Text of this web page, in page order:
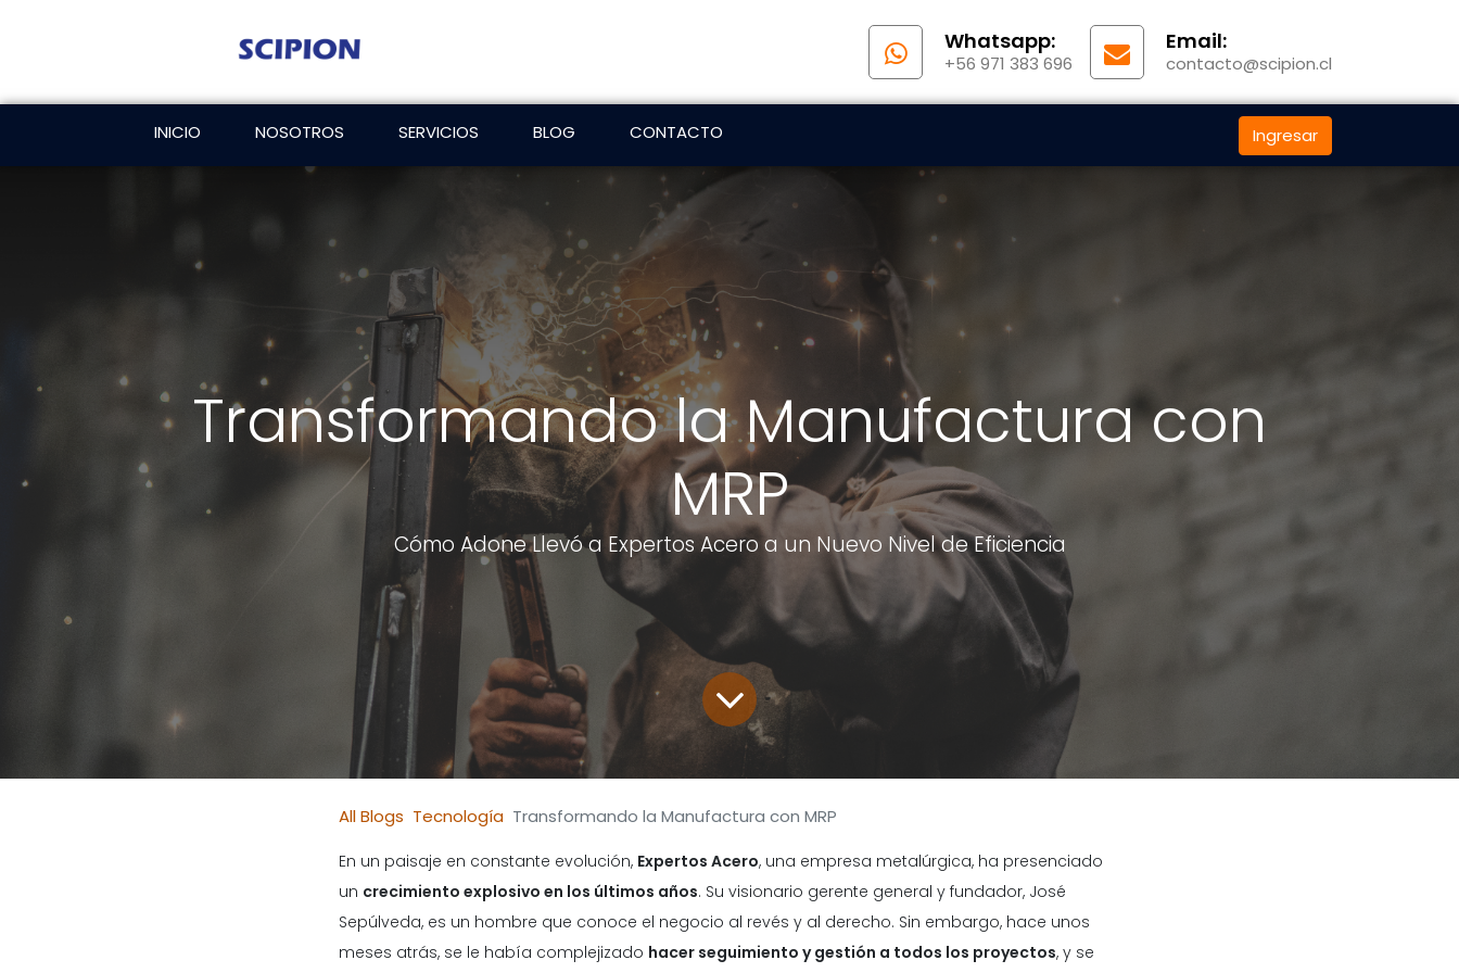
Whatsapp:
+56 971 383 696
Email:
contacto@scipion.cl
INICIO NOSOTROS SERVICIOS BLOG CONTACTO Ingresar
Transformando la Manufactura con
MRP
Cómo Adone Llevó a Expertos Acero a un Nuevo Nivel de Eficiencia
All Blogs Tecnología Transformando la Manufactura con MRP
En un paisaje en constante evolución, Expertos Acero, una empresa metalúrgica, ha presenciado
un crecimiento explosivo en los últimos años. Su visionario gerente general y fundador, José
Sepúlveda, es un hombre que conoce el negocio al revés y al derecho. Sin embargo, hace unos
meses atrás, se le había complejizado hacer seguimiento y gestión a todos los proyectos, y se